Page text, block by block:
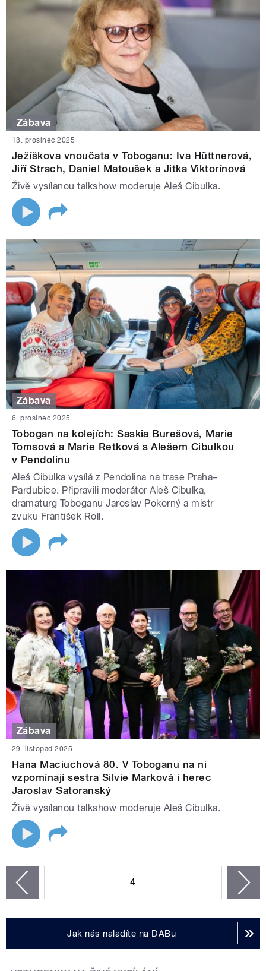
Zábava
13. prosinec 2025
Ježíškova vnoučata v Toboganu: Iva Hüttnerová,
Jiří Strach, Daniel Matoušek a Jitka Viktorínová
Živě vysílanou talkshow moderuje Aleš Cibulka.
Zábava
6. prosinec 2025
Tobogan na kolejích: Saskia Burešová, Marie
Tomsová a Marie Retková s Alešem Cibulkou
v Pendolinu
Aleš Cibulka vysílá z Pendolina na trase Praha–
Pardubice. Připravili moderátor Aleš Cibulka,
dramaturg Toboganu Jaroslav Pokorný a mistr
zvuku František Roll.
Zábava
29. listopad 2025
Hana Maciuchová 80. V Toboganu na ni
vzpomínají sestra Silvie Marková i herec
Jaroslav Satoranský
Živě vysílanou talkshow moderuje Aleš Cibulka.
4
Jak nás naladíte na DABu